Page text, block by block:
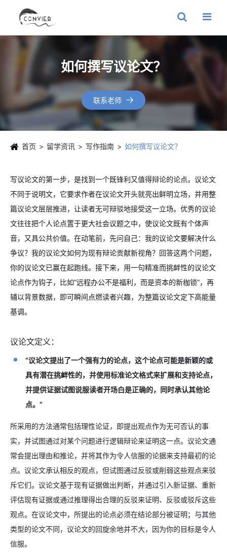
如何撰写议论文？
联系老师 
首页 留学资讯 写作指南 如何撰写议论文？
写议论文的第一步，是找到一个既锋利又值得辩论的论点。议论文
不同于说明文，它要求作者在议论文开头就亮出鲜明立场，并用整
篇议论文层层推进，让读者无可辩驳地接受这一立场。优秀的议论
文往往把个人论点置于更大社会议题之中，使议论文既有个体声
音，又具公共价值。在动笔前，先问自己：我的议论文要解决什么
争议？我的议论文如何为现有辩论贡献新视角？回答这两个问题，
你的议论文已赢在起跑线。接下来，用一句精准而挑衅性的议论文
论点作为钩子，比如“远程办公不是福利，而是资本的新枷锁”，再
辅以背景数据，即可瞬间点燃读者兴趣，为整篇议论文定下高能量
基调。
议论文定义：
“议论文提出了一个强有力的论点，这个论点可能是新颖的或
具有潜在挑衅性的，并使用标准论文格式来扩展和支持论点，
并提供证据试图说服读者开场白是正确的，同时承认其他论
点。”
所采用的方法通常包括理性论证，即提出观点作为无可否认的事
实，并试图通过对某个问题进行逻辑辩论来证明这一点。议论文通
常会提出理由和推论，并将其作为令人信服的论据来支持最初的论
点。 议论文承认相反的观点，但试图通过反驳或削弱这些观点来驳
斥它们。议论文基于现有证据做出判断，并通过引入新证据、重新
评估现有证据或通过推理得出合理的反驳来证明、反驳或驳斥这些
观点。在议论文中，所提出的论点必须在结论部分被证明；与其他
类型的论文不同，议论文的回旋余地并不大，因为你的目标是令人
信服。